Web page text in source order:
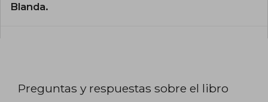
Blanda.
Preguntas y respuestas sobre el libro